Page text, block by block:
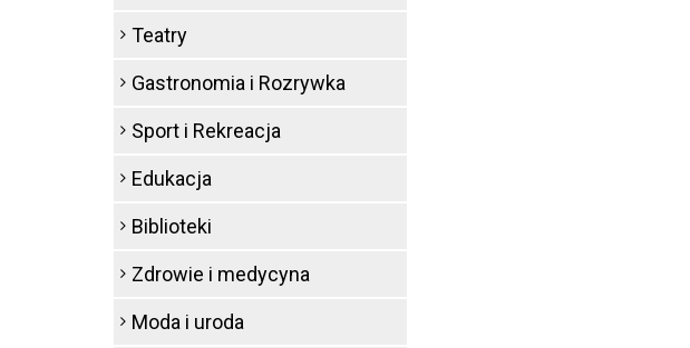
Teatry
Gastronomia i Rozrywka
Sport i Rekreacja
Edukacja
Biblioteki
Zdrowie i medycyna
Moda i uroda